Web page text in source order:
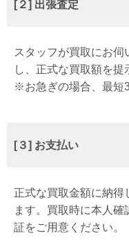
[２] 出張査定
スタッフが買取にお伺
し、正式な買取額を提
※お急ぎの場合、最短
[３] お支払い
正式な買取金額に納得
ます。買取時に本人
証をご用意ください。